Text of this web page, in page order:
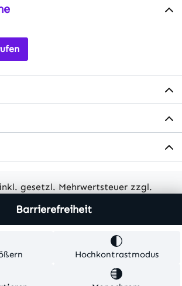
gesetzl. Mehrwertsteuer zzgl.
und ohne Gewähr.
– Alle Rechte vorbehalten. Theme by
Hochkontrastmodus
Barrierefreiheit